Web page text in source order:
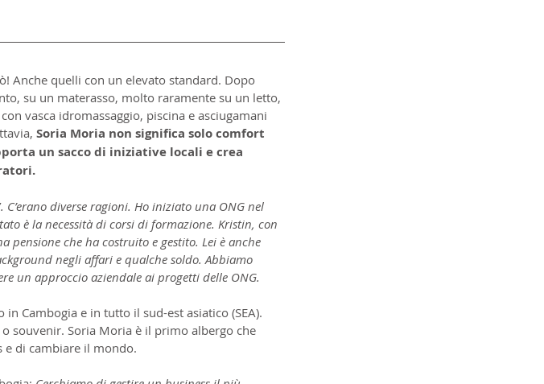
Anche quelli con un elevato standard. Dopo
su un materasso, molto raramente su un letto,
vasca idromassaggio, piscina e asciugamani
Soria Moria non significa solo comfort
un sacco di iniziative locali e crea
diverse ragioni. Ho iniziato una ONG nel
è la necessità di corsi di formazione. Kristin, con
pensione che ha costruito e gestito. Lei è anche
negli affari e qualche soldo. Abbiamo
un approccio aziendale ai progetti delle ONG.
Cambogia e in tutto il sud-est asiatico (SEA).
souvenir. Soria Moria è il primo albergo che
e di cambiare il mondo.